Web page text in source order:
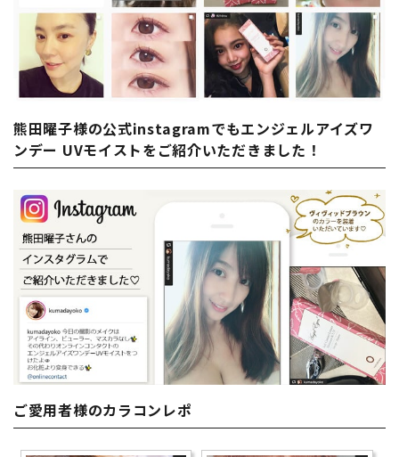
熊田曜子様の公式instagramでもエンジェルアイズワ
ンデー UVモイストをご紹介いただきました！
ご愛用者様のカラコンレポ